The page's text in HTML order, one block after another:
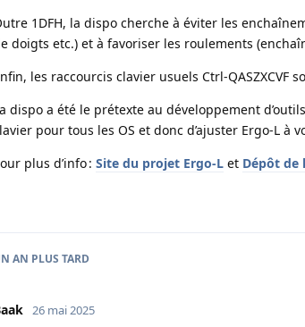
1DFH, la dispo cherche à éviter les
doigts etc.) et à favoriser les roulements
les raccourcis clavier usuels
dispo a été le prétexte au développement
pour tous les OS et donc d’ajuster Ergo‑L à
plus d’info : Site du projet Ergo‑L et Dépôt de
AN PLUS TARD
26 mai 2025